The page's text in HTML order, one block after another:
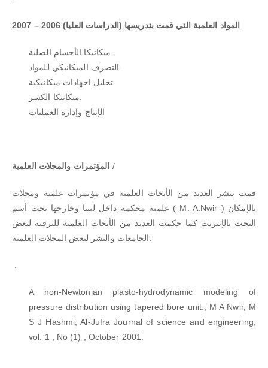
المواد العلمية التي قمت بتدريسها (الدراسات العليا) 2006 – 2007
الإنتاج وإدارة العمليات
المؤتمرات والمجلات العلمية /
قمت بنشر العديد من الأبحاث العلمية في مؤتمرات علمية ومجلات
علميه محكمة داخل ليبيا وخارجها تحت أسم ( M. A.Nwir ) بالإمكان
البحث بالإنترنت كما حكمت العديد من الأبحاث العلمية للترقية لبعض
الجامعات والنشر لبعض المجلات العلمية:
A non-Newtonian plasto-hydrodynamic modeling of
pressure distribution using tapered bore unit., M A Nwir, M
S J Hashmi, Al-Jufra Journal of science and engineering,
vol. 1 , No (1) , October 2001.